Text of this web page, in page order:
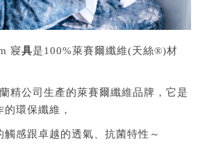
寢具是100%萊賽爾纖維(天絲®)材
精公司生產的萊賽爾纖維品牌，它是
環保纖維，
感跟卓越的透氣、抗菌特性～